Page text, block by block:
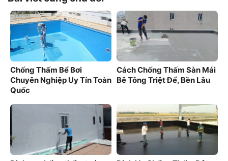
Chống Thấm Bể Bơi
Chuyên Nghiệp Uy Tín Toàn
Quốc
Cách Chống Thấm Sàn Mái
Bê Tông Triệt Để, Bền Lâu